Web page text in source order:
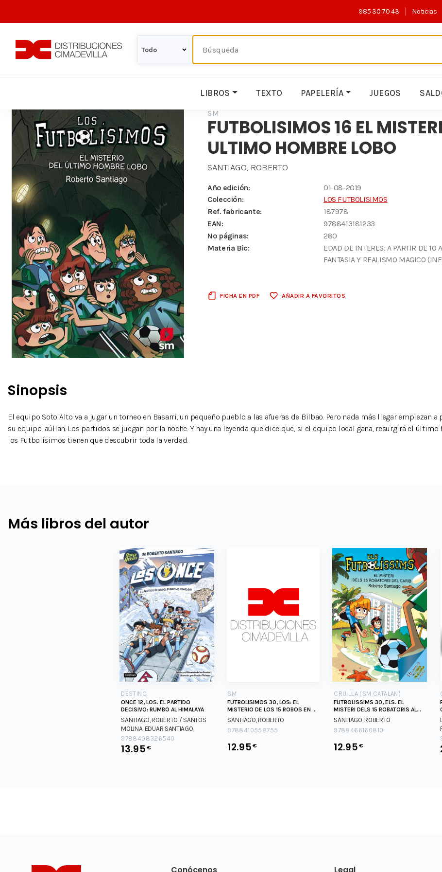
985 30 70 43 Noticias
LIBROS TEXTO PAPELERÍA JUEGOS
SM
FUTBOLISIMOS 16 EL
ULTIMO HOMBRE LOBO
SANTIAGO, ROBERTO
Año edición:
01-08-2019
Colección:
LOS FUTBOLISIMOS
Ref. fabricante:
187978
EAN:
9788413181233
Nº páginas:
280
Materia Bic:
EDAD DE INTERES: A PARTIR DE 10
FANTASIA Y REALISMO MAGICO
FICHA EN PDF AÑADIR A FAVORITOS
Sinopsis
El equipo Soto Alto va a jugar un torneo en Basarri, un pequeño pueblo a las afueras de Bilbao. Pero nada más llegar empiezan
su equipo: aúllan. Los partidos se juegan por la noche. Y hay una leyenda que dice que, si el equipo local gana, resurgirá el
los Futbolísimos tienen que descubrir toda la verdad.
Más libros del autor
DESTINO
ONCE 12, LOS. EL PARTIDO
DECISIVO: RUMBO AL HIMALAYA
SANTIAGO, ROBERTO / SANTOS
MOLINA, EDUAR SANTIAGO,
ROBERTO / SANTOS MOLINA,
EDUAR
9788408326540
13.95€
SM
FUTBOLISIMOS 30, LOS: EL
MISTERIO DE LOS 15 ROBOS EN EL
CARI
SANTIAGO, ROBERTO
9788410558755
12.95€
CRUILLA (SM CATALAN)
FUTBOLISSIMS 30, ELS. EL
MISTERI DELS 15 ROBATORIS AL
CARIB
SANTIAGO, ROBERTO
9788466160810
12.95€
Conócenos Legal